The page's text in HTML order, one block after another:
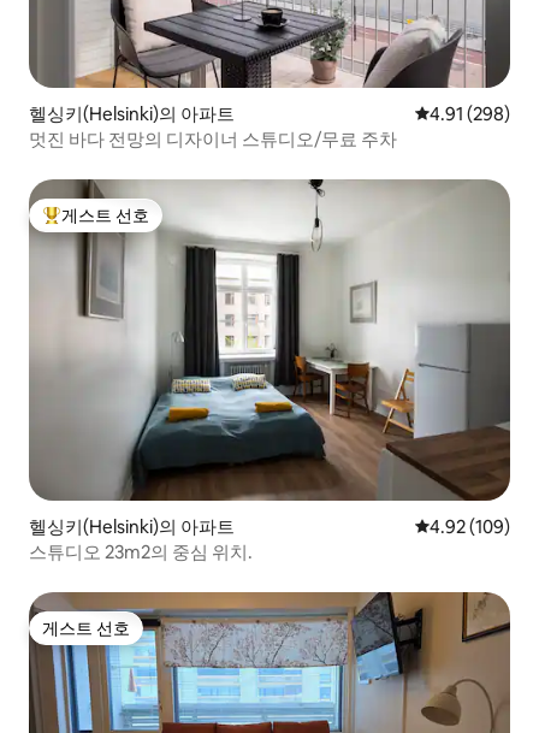
헬싱키(Helsinki)의 아파트 평점 4.91점(5
4.91 (298)
멋진 바다 전망의 디자이너 스튜디오/무료 주차
상위 게스트 선호
게스트 선호
헬싱키(Helsinki)의 아파트 평점 4.92점(5
4.92 (109)
스튜디오 23m2의 중심 위치.
게스트 선호
게스트 선호